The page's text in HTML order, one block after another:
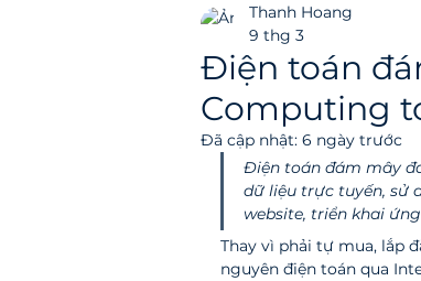
Điện toán
Computing
Thanh Hoang
9 thg 3
Đã cập nhật: 6 ngày trước
Điện toán đám mây
dữ liệu trực tuyến, sử
website, triển khai
Thay vì phải tự mua, lắp
nguyên điện toán qua